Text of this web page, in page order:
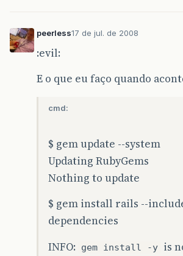
peerless17 de jul. de 2008
:evil:
E o que eu faço quando
cmd:
$ gem update --system
Updating RubyGems
Nothing to update
$ gem install rails --
dependencies
INFO:
gem install -y is